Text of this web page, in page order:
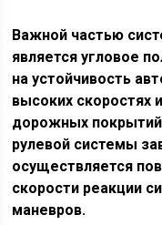
Важной частью
является угловое
на устойчивость
высоких скоростях
дорожных
рулевой системы
осуществляется
скорости реакции
маневров.